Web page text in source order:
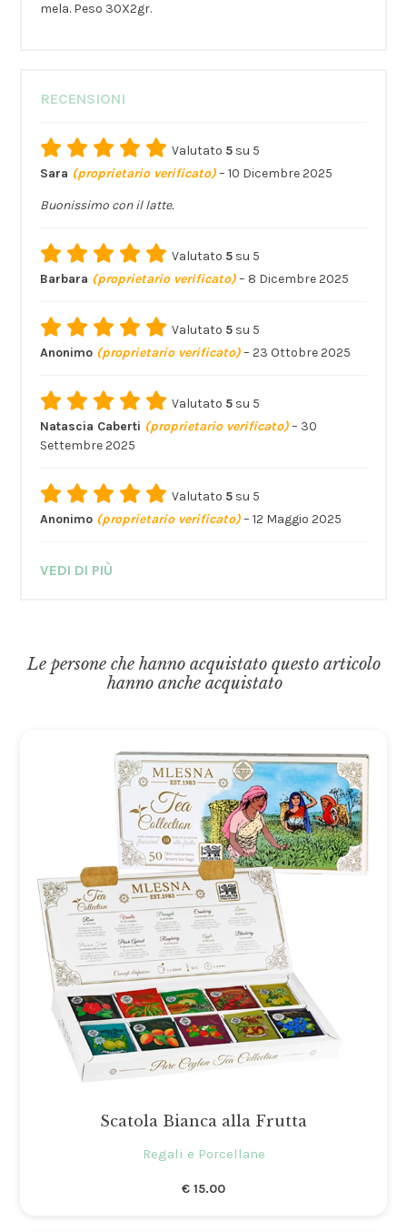
mela. Peso 30X2gr.
RECENSIONI
Valutato 5 su 5
Sara (proprietario verificato) – 10 Dicembre 2025
Buonissimo con il latte.
Valutato 5 su 5
Barbara (proprietario verificato) – 8 Dicembre 2025
Valutato 5 su 5
Anonimo (proprietario verificato) – 23 Ottobre 2025
Valutato 5 su 5
Natascia Caberti (proprietario verificato) – 30
Settembre 2025
Valutato 5 su 5
Anonimo (proprietario verificato) – 12 Maggio 2025
VEDI DI PIÙ
Le persone che hanno acquistato questo articolo
hanno anche acquistato
Scatola Bianca alla Frutta
Regali e Porcellane
€ 15.00